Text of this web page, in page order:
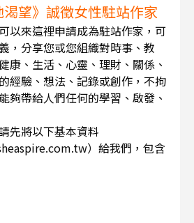
渴望》誠徵女性駐站作家
以來這裡申請成為駐站作家，可
，分享您或您組織對時事、教
康、生活、心靈、理財、關係、
經驗、想法、記錄或創作，不拘
夠帶給人們任何的學習、啟發、
先將以下基本資料
）給我們，包含